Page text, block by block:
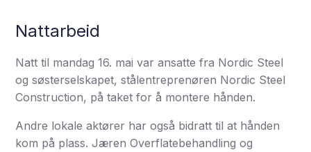
Nattarbeid
Natt til mandag 16. mai var ansatte fra Nordic Steel
og søsterselskapet, stålentreprenøren Nordic Steel
Construction, på taket for å montere hånden.
Andre lokale aktører har også bidratt til at hånden
kom på plass. Jæren Overflatebehandling og